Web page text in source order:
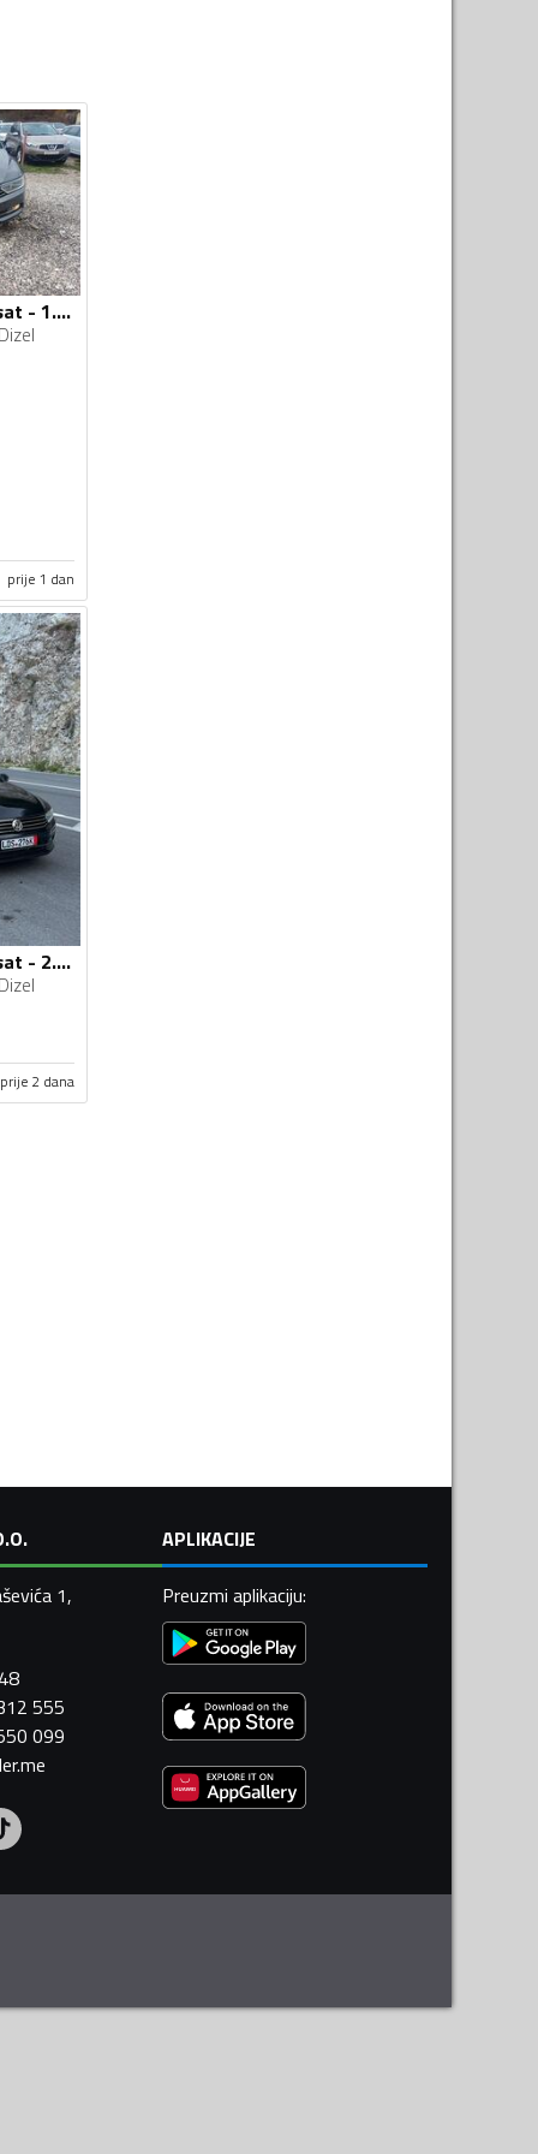
Volkswagen - Passat - 1.6 tdi 88 kw
Dizel
prije 1 dan
Volkswagen - Passat - 2.0 TDI
Dizel
prije 2 dana
1,
555
099
APLIKACIJE
Preuzmi aplikaciju: